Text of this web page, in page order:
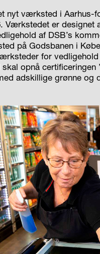
nyt værksted i Aarhus-
Værkstedet er designet
af DSB’s
på Godsbanen i
for
opnå
adskillige grønne og